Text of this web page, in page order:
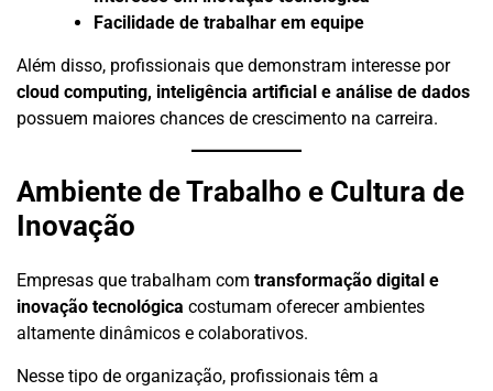
Facilidade de trabalhar em equipe
Além disso, profissionais que demonstram interesse por
cloud computing, inteligência artificial e análise de dados
possuem maiores chances de crescimento na carreira.
Ambiente de Trabalho e Cultura de
Inovação
Empresas que trabalham com transformação digital e
inovação tecnológica costumam oferecer ambientes
altamente dinâmicos e colaborativos.
Nesse tipo de organização, profissionais têm a